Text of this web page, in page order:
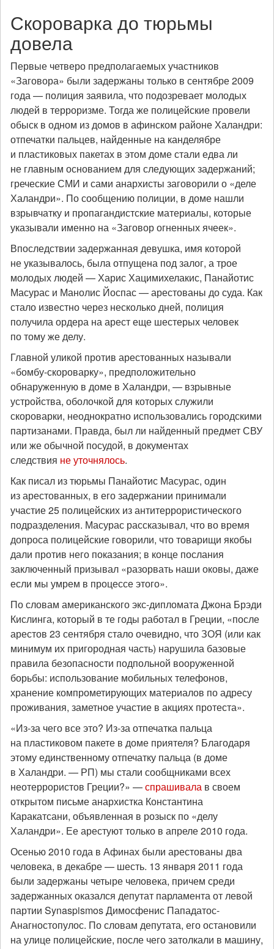
Скороварка до тюрьмы
довела
Первые четверо предполагаемых участников
«Заговора» были задержаны только в сентябре 2009
года — полиция заявила, что подозревает молодых
людей в терроризме. Тогда же полицейские провели
обыск в одном из домов в афинском районе Халандри:
отпечатки пальцев, найденные на канделябре
и пластиковых пакетах в этом доме стали едва ли
не главным основанием для следующих задержаний;
греческие СМИ и сами анархисты заговорили о «деле
Халандри». По сообщению полиции, в доме нашли
взрывчатку и пропагандистские материалы, которые
указывали именно на «Заговор огненных ячеек».
Впоследствии задержанная девушка, имя которой
не указывалось, была отпущена под залог, а трое
молодых людей — Харис Хацимихелакис, Панайотис
Масурас и Манолис Йоспас — арестованы до суда. Как
стало известно через несколько дней, полиция
получила ордера на арест еще шестерых человек
по тому же делу.
Главной уликой против арестованных называли
«бомбу-скороварку», предположительно
обнаруженную в доме в Халандри, — взрывные
устройства, оболочкой для которых служили
скороварки, неоднократно использовались городскими
партизанами. Правда, был ли найденный предмет СВУ
или же обычной посудой, в документах
следствия не уточнялось.
Как писал из тюрьмы Панайотис Масурас, один
из арестованных, в его задержании принимали
участие 25 полицейских из антитеррористического
подразделения. Масурас рассказывал, что во время
допроса полицейские говорили, что товарищи якобы
дали против него показания; в конце послания
заключенный призывал «разорвать наши оковы, даже
если мы умрем в процессе этого».
По словам американского экс-дипломата Джона Брэди
Кислинга, который в те годы работал в Греции, «после
арестов 23 сентября стало очевидно, что ЗОЯ (или как
минимум их пригородная часть) нарушила базовые
правила безопасности подпольной вооруженной
борьбы: использование мобильных телефонов,
хранение компрометирующих материалов по адресу
проживания, заметное участие в акциях протеста».
«Из-за чего все это? Из-за отпечатка пальца
на пластиковом пакете в доме приятеля? Благодаря
этому единственному отпечатку пальца (в доме
в Халандри. — РП) мы стали сообщниками всех
неотеррористов Греции?» —спрашивала в своем
открытом письме анархистка Константина
Каракатсани, объявленная в розыск по «делу
Халандри». Ее арестуют только в апреле 2010 года.
Осенью 2010 года в Афинах были арестованы два
человека, в декабре — шесть. 13 января 2011 года
были задержаны четыре человека, причем среди
задержанных оказался депутат парламента от левой
партии Synaspismos Димосфенис Пападатос-
Анагностопулос. По словам депутата, его остановили
на улице полицейские, после чего затолкали в машину,